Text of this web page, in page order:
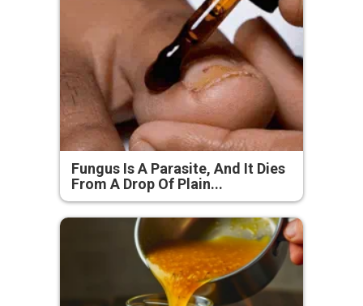
Fungus Is A Parasite, And It Dies
From A Drop Of Plain...